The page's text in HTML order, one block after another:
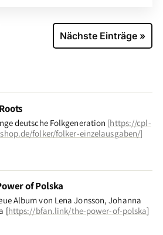
Nächste Einträge »
deutsche Folkgeneration [https://cpl-
folker/folker-einzelausgaben/]
of Polska
Album von Lena Jonsson, Johanna
[https://bfan.link/the-power-of-polska]